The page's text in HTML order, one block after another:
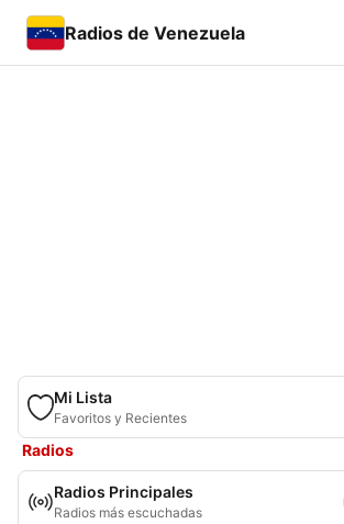
Radios de Venezuela
Mi Lista
Favoritos y Recientes
Radios
Radios Principales
Radios más escuchadas